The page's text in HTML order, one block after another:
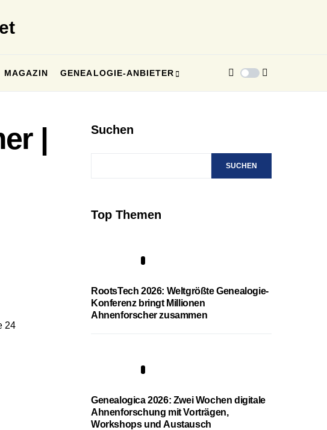
MAGAZIN GENEALOGIE-ANBIETER
|
24
Suchen
SUCHEN
Top Themen
RootsTech 2026: Weltgrößte Genealogie-
Konferenz bringt Millionen
Ahnenforscher zusammen
Genealogica 2026: Zwei Wochen digitale
Ahnenforschung mit Vorträgen,
Workshops und Austausch